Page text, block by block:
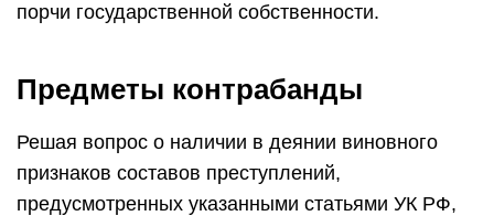
порчи государственной собственности.
Предметы контрабанды
Решая вопрос о наличии в деянии виновного
признаков составов преступлений,
предусмотренных указанными статьями УК РФ,